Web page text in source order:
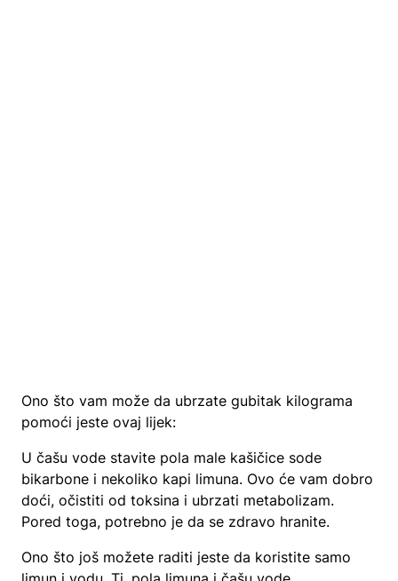
Ono što vam može da ubrzate gubitak kilograma
pomoći jeste ovaj lijek:
U čašu vode stavite pola male kašičice sode
bikarbone i nekoliko kapi limuna. Ovo će vam dobro
doći, očistiti od toksina i ubrzati metabolizam.
Pored toga, potrebno je da se zdravo hranite.
Ono što još možete raditi jeste da koristite samo